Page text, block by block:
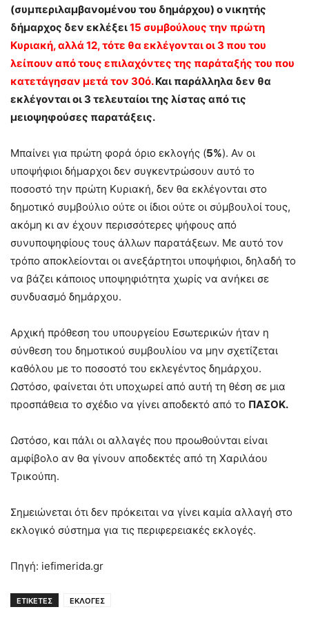
(συμπεριλαμβανομένου του δημάρχου) ο νικητής
δήμαρχος δεν εκλέξει15 συμβούλους την πρώτη
Κυριακή, αλλά 12, τότε θα εκλέγονται οι 3 που του
λείπουν από τους επιλαχόντες της παράταξής του που
κατετάγησαν μετά τον 30ό.Και παράλληλα δεν θα
εκλέγονται οι 3 τελευταίοι της λίστας από τις
μειοψηφούσες παρατάξεις.
Μπαίνει για πρώτη φορά όριο εκλογής (5%). Αν οι
υποψήφιοι δήμαρχοι δεν συγκεντρώσουν αυτό το
ποσοστό την πρώτη Κυριακή, δεν θα εκλέγονται στο
δημοτικό συμβούλιο ούτε οι ίδιοι ούτε οι σύμβουλοί τους,
ακόμη κι αν έχουν περισσότερες ψήφους από
συνυποψηφίους τους άλλων παρατάξεων. Με αυτό τον
τρόπο αποκλείονται οι ανεξάρτητοι υποψήφιοι, δηλαδή το
να βάζει κάποιος υποψηφιότητα χωρίς να ανήκει σε
συνδυασμό δημάρχου.
Αρχική πρόθεση του υπουργείου Εσωτερικών ήταν η
σύνθεση του δημοτικού συμβουλίου να μην σχετίζεται
καθόλου με το ποσοστό του εκλεγέντος δημάρχου.
Ωστόσο, φαίνεται ότι υποχωρεί από αυτή τη θέση σε μια
προσπάθεια το σχέδιο να γίνει αποδεκτό από το ΠΑΣΟΚ.
Ωστόσο, και πάλι οι αλλαγές που προωθούνται είναι
αμφίβολο αν θα γίνουν αποδεκτές από τη Χαριλάου
Τρικούπη.
Σημειώνεται ότι δεν πρόκειται να γίνει καμία αλλαγή στο
εκλογικό σύστημα για τις περιφερειακές εκλογές.
Πηγή: iefimerida.gr
ΕΤΙΚΕΤΕΣ ΕΚΛΟΓΕΣ